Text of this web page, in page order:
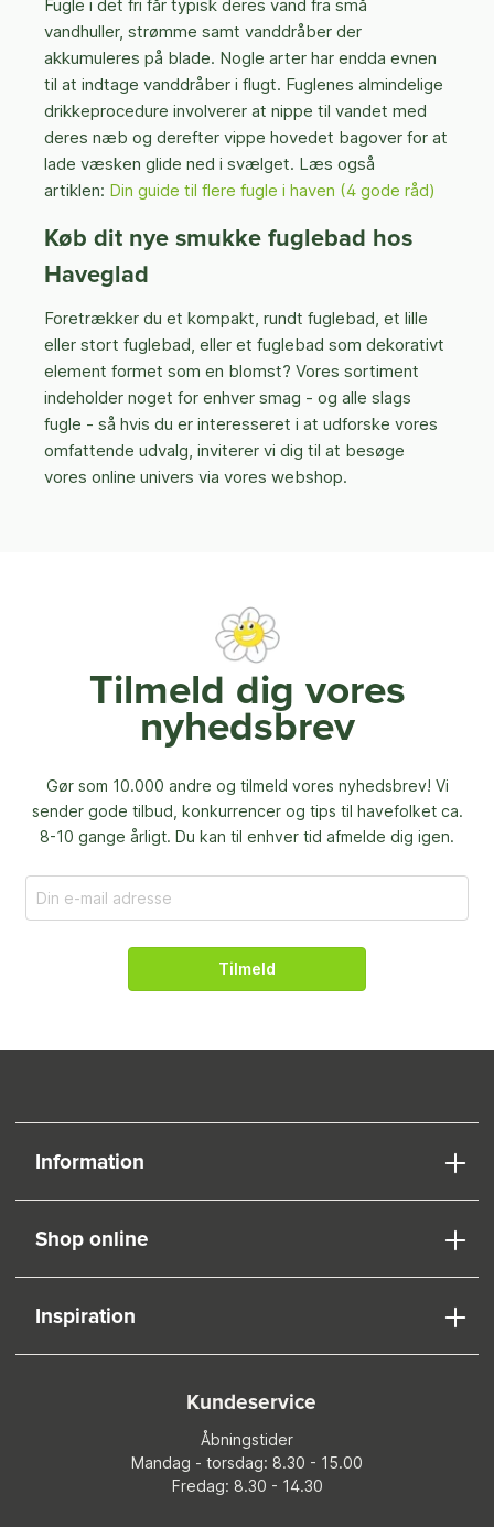
Fugle i det fri får typisk deres vand fra små
vandhuller, strømme samt vanddråber der
akkumuleres på blade. Nogle arter har endda evnen
til at indtage vanddråber i flugt. Fuglenes almindelige
drikkeprocedure involverer at nippe til vandet med
deres næb og derefter vippe hovedet bagover for at
lade væsken glide ned i svælget. Læs også
artiklen: Din guide til flere fugle i haven (4 gode råd)
Køb dit nye smukke fuglebad hos
Haveglad
Foretrækker du et kompakt, rundt fuglebad, et lille
eller stort fuglebad, eller et fuglebad som dekorativt
element formet som en blomst? Vores sortiment
indeholder noget for enhver smag - og alle slags
fugle - så hvis du er interesseret i at udforske vores
omfattende udvalg, inviterer vi dig til at besøge
vores online univers via vores webshop.
Tilmeld dig vores
nyhedsbrev
Gør som 10.000 andre og tilmeld vores nyhedsbrev! Vi
sender gode tilbud, konkurrencer og tips til havefolket ca.
8-10 gange årligt. Du kan til enhver tid afmelde dig igen.
Tilmeld
Information
Shop online
Inspiration
Kundeservice
Åbningstider
Mandag - torsdag: 8.30 - 15.00
Fredag: 8.30 - 14.30